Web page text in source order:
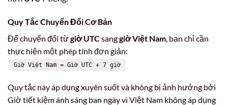
Quy Tắc Chuyển Đổi Cơ Bản
Để chuyển đổi từgiờ UTCsanggiờ Việt Nam, bạn chỉ cần
thực hiện một phép tính đơn giản:
Giờ Việt Nam = Giờ UTC + 7 giờ
Quy tắc này áp dụng xuyên suốt và không bị ảnh hưởng bởi
Giờ tiết kiệm ánh sáng ban ngày vì Việt Nam không áp dụng